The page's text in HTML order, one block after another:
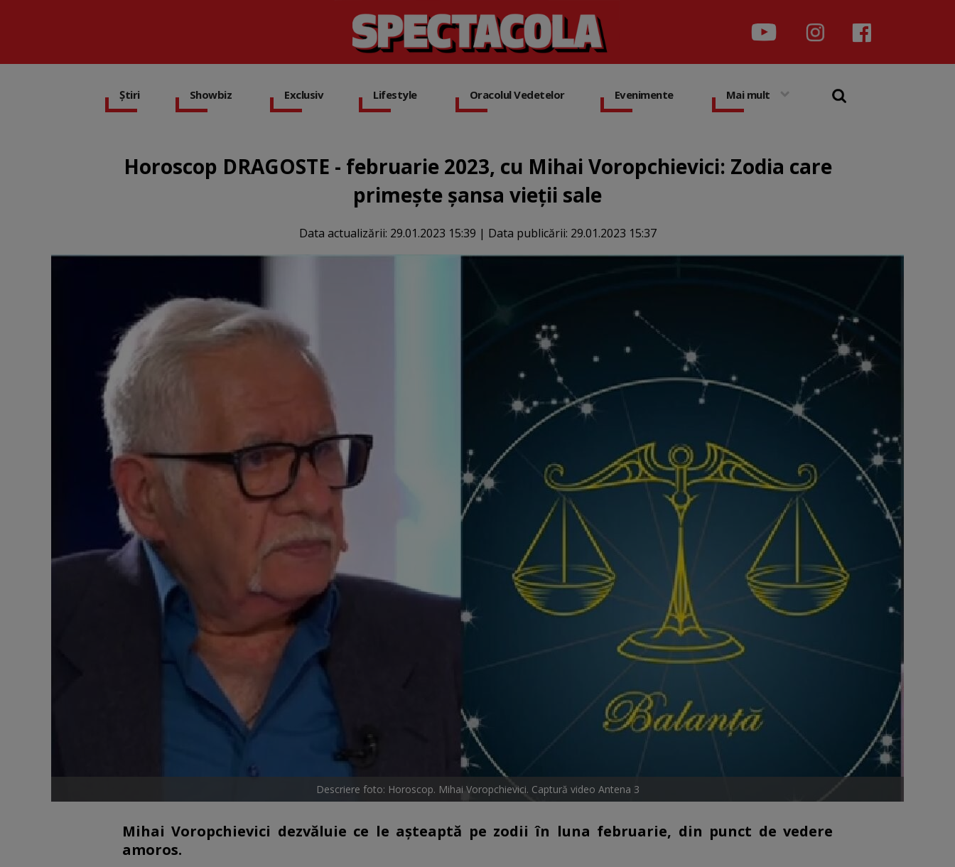
Știri Showbiz Exclusiv Lifestyle Oracolul Vedetelor Evenimente Mai mult
Horoscop DRAGOSTE - februarie 2023, cu Mihai Voropchievici: Zodia care
primește șansa vieții sale
Data actualizării: 29.01.2023 15:39 | Data publicării: 29.01.2023 15:37
Descriere foto: Horoscop. Mihai Voropchievici. Captură video Antena 3
Mihai Voropchievici dezvăluie ce le așteaptă pe zodii în luna februarie, din punct de vedere
amoros.